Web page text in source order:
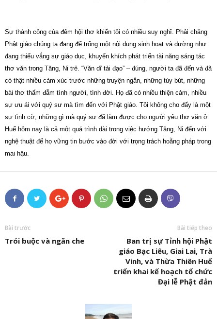
Sự thành công của đêm hội thơ khiến tôi có nhiều suy nghĩ. Phải chăng
Phật giáo chúng ta đang để trống một nội dung sinh hoạt và dường như
đang thiếu vắng sự giáo dục, khuyến khích phát triển tài năng sáng tác
thơ văn trong Tăng, Ni trẻ. “Văn dĩ tải đạo” – đúng, người ta đã đến và đã
có thật nhiều cảm xúc trước những truyện ngắn, những tùy bút, những
bài thơ thấm đẫm tình người, tình đời. Họ đã có nhiều thiện cảm, nhiều
sự ưu ái với quý sư mà tìm đến với Phật giáo. Tôi không cho đấy là một
sự tình cờ; những gì mà quý sư đã làm được cho người yêu thơ văn ở
Huế hôm nay là cả một quá trình dài trong việc hướng Tăng, Ni đến với
nghệ thuật để họ vững tin bước vào đời với trọng trách hoằng pháp trong
mai hậu.
Bài trước
Trói buộc và ngăn che
Bài tiếp theo
Ban trị sự Tỉnh hội Phật
giáo Bạc Liêu, Giai Lai, Trà
Vinh, và Thừa Thiên Huế
triển khai kế hoạch tổ chức
Đại lễ Phật đản